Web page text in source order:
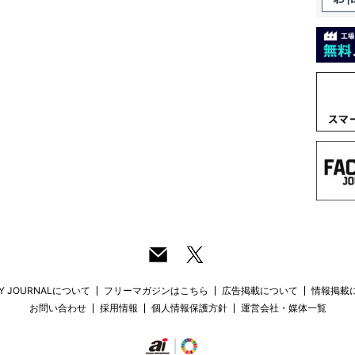
JOURNALについて フリーマガジンはこちら 広告掲載について
情報掲載
お問い合わせ
採用情報 個人情報保護方針 運営会社・媒体一覧